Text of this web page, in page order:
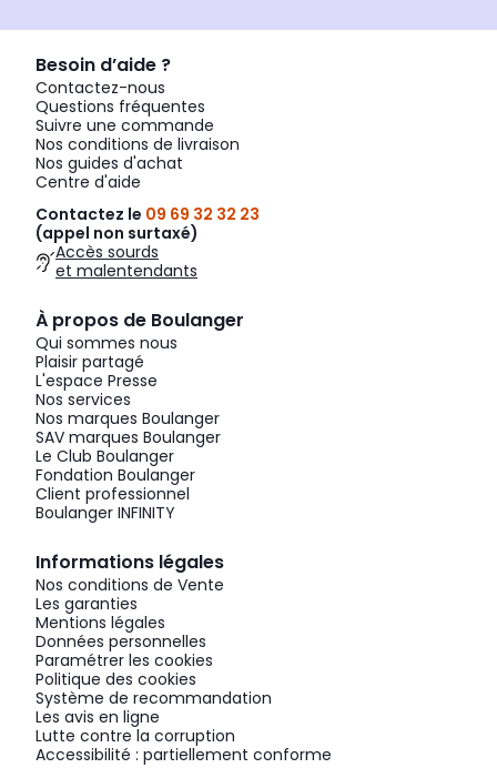
Besoin d’aide ?
Contactez-nous
Questions fréquentes
Suivre une commande
Nos conditions de livraison
Nos guides d'achat
Centre d'aide
Contactez le 09 69 32 32 23
(appel non surtaxé)
Accès sourds
et malentendants
À propos de Boulanger
Qui sommes nous
Plaisir partagé
L'espace Presse
Nos services
Nos marques Boulanger
SAV marques Boulanger
Le Club Boulanger
Fondation Boulanger
Client professionnel
Boulanger INFINITY
Informations légales
Nos conditions de Vente
Les garanties
Mentions légales
Données personnelles
Paramétrer les cookies
Politique des cookies
Système de recommandation
Les avis en ligne
Lutte contre la corruption
Accessibilité : partiellement conforme